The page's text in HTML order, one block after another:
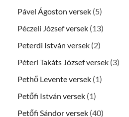
Pável Ágoston versek (5)
Péczeli József versek (13)
Peterdi István versek (2)
Péteri Takáts József versek (3)
Pethő Levente versek (1)
Petőfi István versek (1)
Petőfi Sándor versek (40)